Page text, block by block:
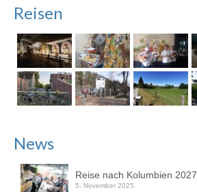
Reisen
News
Reise nach Kolumbien 2027
5. November 2025